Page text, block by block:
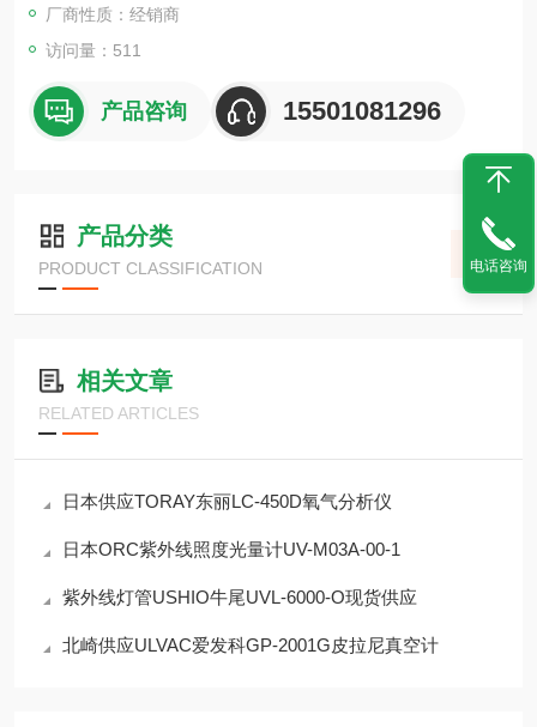
厂商性质：经销商
访问量：511
产品咨询 15501081296
产品分类
PRODUCT CLASSIFICATION
相关文章
RELATED ARTICLES
日本供应TORAY东丽LC-450D氧气分析仪
日本ORC紫外线照度光量计UV-M03A-00-1
紫外线灯管USHIO牛尾UVL-6000-O现货供应
北崎供应ULVAC爱发科GP-2001G皮拉尼真空计
电话咨询